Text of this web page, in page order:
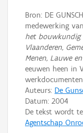
Bron: DE
medewerking
het bouwkundig
Vlaanderen,
Menen, Lauwe
eeuwen heen in
Auteurs: De
Datum: 2004
De tekst wordt
Agentschap